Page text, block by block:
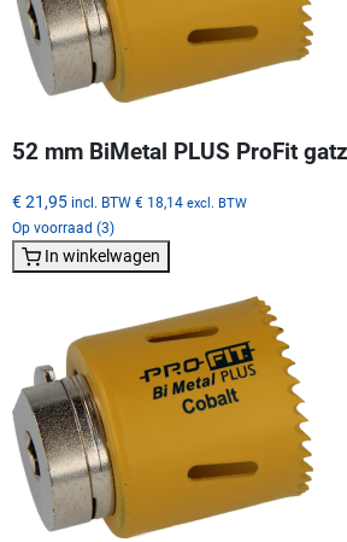
52 mm BiMetal PLUS ProFit
€ 21,95 incl. BTW € 18,14 excl. BTW
Op voorraad (3)
In winkelwagen